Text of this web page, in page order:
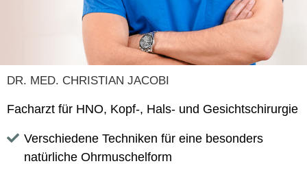
DR. MED. CHRISTIAN JACOBI
Facharzt für HNO, Kopf-, Hals- und Gesichtschirurgie
Verschiedene Techniken für eine besonders
natürliche Ohrmuschelform